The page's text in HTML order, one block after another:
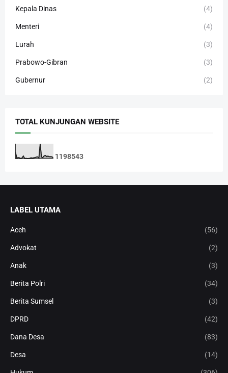
Kepala Dinas (4)
Menteri (4)
Lurah (3)
Prabowo-Gibran (3)
Gubernur (2)
TOTAL KUNJUNGAN WEBSITE
1198543
LABEL UTAMA
Aceh (56)
Advokat (2)
Anak (3)
Berita Polri (34)
Berita Sumsel (3)
DPRD (42)
Dana Desa (83)
Desa (14)